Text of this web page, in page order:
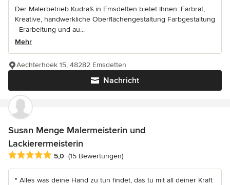
Der Malerbetrieb Kudraß in Emsdetten bietet Ihnen: Farbrat,
Kreative, handwerkliche Oberflächengestaltung Farbgestaltung
- Erarbeitung und au...
Mehr
Nachricht
Aechterhoek 15, 48282 Emsdetten
Susan Menge Malermeisterin und
Lackierermeisterin
Durchschnittliche Bewertung: 5 von 5 Sternen
5,0 (15 Bewertungen)
" Alles was deine Hand zu tun findet, das tu mit all deiner Kraft